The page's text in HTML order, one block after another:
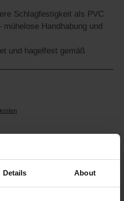
Details About
Schlagfestigkeit als PVC
Handhabung und
und hagelfest gemäß